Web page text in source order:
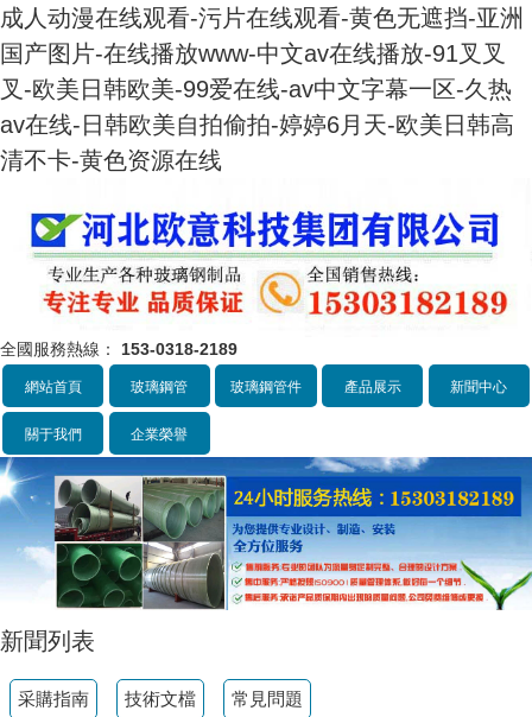
成人动漫在线观看-污片在线观看-黄色无遮挡-亚洲
国产图片-在线播放www-中文av在线播放-91叉叉
叉-欧美日韩欧美-99爱在线-av中文字幕一区-久热
av在线-日韩欧美自拍偷拍-婷婷6月天-欧美日韩高
清不卡-黄色资源在线
全國服務熱線： 153-0318-2189
網站首頁 玻璃鋼管 玻璃鋼管件 產品展示 新聞中心
關于我們 企業榮譽
新聞列表
采購指南 技術文檔 常見問題